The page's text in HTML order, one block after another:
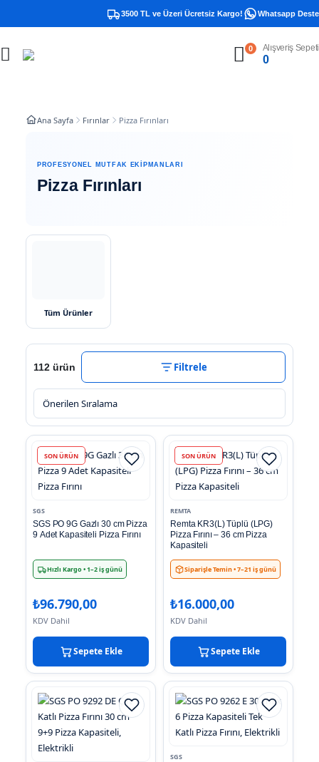
3500 TL ve Üzeri Ücretsiz Kargo! Whatsapp Destek
0 Alışveriş Sepeti
0
Ana Sayfa Fırınlar Pizza Fırınları
PROFESYONEL MUTFAK EKIPMANLARI
Pizza Fırınları
Tüm Ürünler
112 ürün Filtrele
SON ÜRÜN
SGS
SGS PO 9G Gazlı 30 cm Pizza
9 Adet Kapasiteli Pizza Fırını
Hızlı Kargo• 1–2 iş günü
₺96.790,00
KDV Dahil
Sepete Ekle
SON ÜRÜN
REMTA
Remta KR3(L) Tüplü (LPG)
Pizza Fırını – 36 cm Pizza
Kapasiteli
Siparişle Temin• 7–21 iş günü
₺16.000,00
KDV Dahil
Sepete Ekle
SGS